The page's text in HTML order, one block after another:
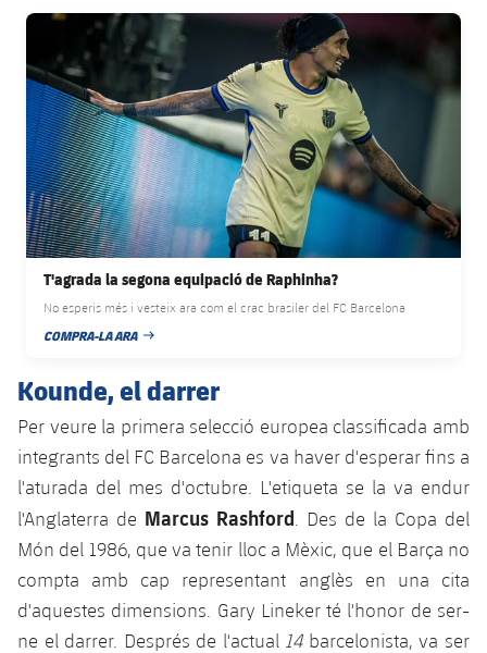
Història
Resultats
Classificació
Jugadors
Fotos
Història
Resultats
Jugadors
Classificació
Actualitat
Barça C
Junior
Juvenil
Infantil
Aleví
Campus Estiu
PLUSICON
MÉS
Informació general
plusicon
més
Notícies
Atletisme
plusicon
més
Actualitat
Masculí
Agenda
Bàsquet en cadira de rodes
plusicon
més
Actualitat
Calendari
Resultats
Classificació
Hockey gel
plusicon
més
Jugadors
Calendari
Resultats
Classificació
plusicon
més
Notícies
Hockey Herba Masculí
Patinatge artístic
plusicon
més
Actualitat
Plantilla
Escola de Patinatge
Rugby
plusicon
més
Actualitat
Voleibol
plusicon
més
FC Barcelona club badge
T'agrada la segona equipació de Raphinha?
No esperis més i vesteix ara com el crac brasiler del FC Barcelona
COMPRA-LA ARA
DATA DE PUBLICACIÓ
Kounde, el darrer
Per veure la primera selecció europea classificada amb
integrants del FC Barcelona es va haver d'esperar fins a
l'aturada del mes d'octubre. L'etiqueta se la va endur
l'Anglaterra de Marcus Rashford . Des de la Copa del
Món del 1986, que va tenir lloc a Mèxic, que el Barça no
compta amb cap representant anglès en una cita
d'aquestes dimensions. Gary Lineker té l'honor de ser-
ne el darrer. Després de l'actual 14 barcelonista, va ser